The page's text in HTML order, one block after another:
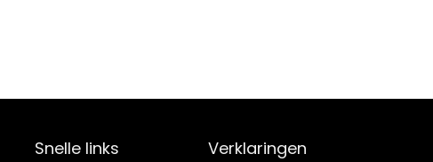
Snelle links Verklaringen